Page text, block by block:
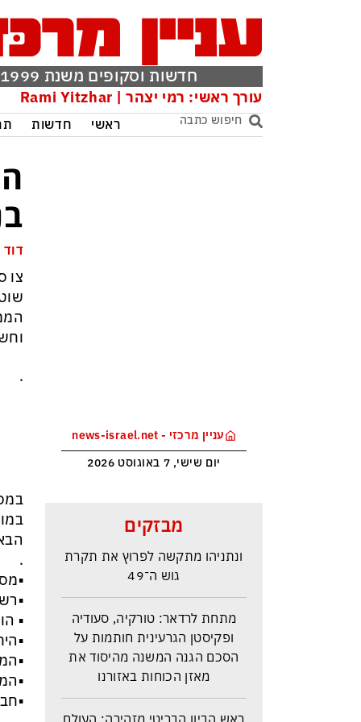
חדשות וסקופים משנת 1999
עורך ראשי: רמי יצהר | Rami Yitzhar
ראשי חדשות
עניין מרכזי - news-israel.net
יום שישי, 7 באוגוסט 2026
מבזקים
איזנקוט מתבסס במקום הראשון –
ונתניהו מתקשה לפרוץ את תקרת
גוש ה־49
מתחת לרדאר: טורקיה, סעודיה
ופקיסטן הגרעינית חותמות על
הסכם הגנה המשנה מהיסוד את
מאזן הכוחות באזורנו
ראש הביון הבריטי מזהירה: העולם
צו
.
.
▪️